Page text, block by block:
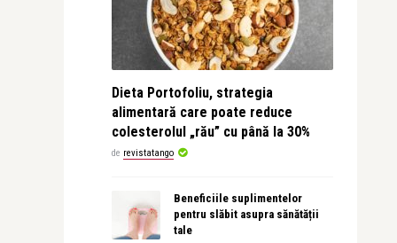
Dieta Portofoliu, strategia
alimentară care poate reduce
colesterolul „rău” cu până la 30%
de revistatango
Beneficiile suplimentelor
pentru slăbit asupra sănătății
tale